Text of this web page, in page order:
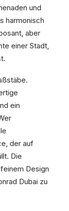
und
harmonisch
aber
einer Stadt,
ein
der auf
Die
Design
Dubai zu